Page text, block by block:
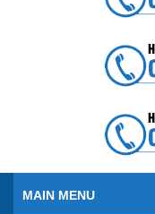
MAIN MENU